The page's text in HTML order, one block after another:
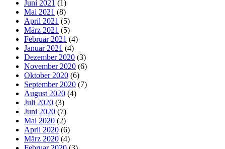
Juni 2021 (1)
Mai 2021 (8)
April 2021 (5)
März 2021 (5)
Februar 2021 (4)
Januar 2021 (4)
Dezember 2020 (3)
November 2020 (6)
Oktober 2020 (6)
September 2020 (7)
August 2020 (4)
Juli 2020 (3)
Juni 2020 (7)
Mai 2020 (2)
April 2020 (6)
März 2020 (4)